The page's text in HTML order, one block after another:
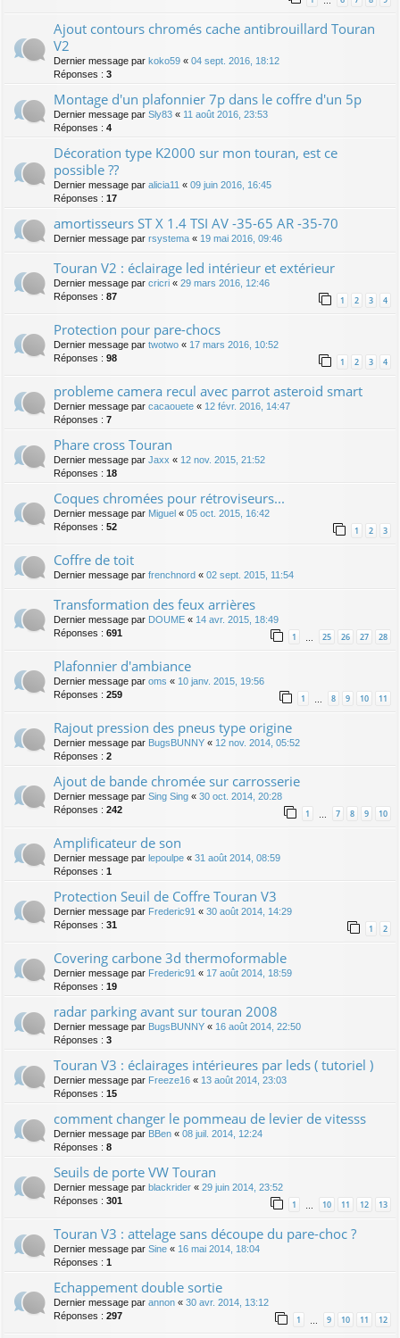
Ajout contours chromés cache antibrouillard Touran
V2
Dernier message par koko59 « 04 sept. 2016, 18:12
Réponses : 3
Montage d'un plafonnier 7p dans le coffre d'un 5p
Dernier message par Sly83 « 11 août 2016, 23:53
Réponses : 4
Décoration type K2000 sur mon touran, est ce
possible ??
Dernier message par alicia11 « 09 juin 2016, 16:45
Réponses : 17
amortisseurs ST X 1.4 TSI AV -35-65 AR -35-70
Dernier message par rsystema « 19 mai 2016, 09:46
Touran V2 : éclairage led intérieur et extérieur
Dernier message par cricri « 29 mars 2016, 12:46
Réponses : 87 1 2 3 4
Protection pour pare-chocs
Dernier message par twotwo « 17 mars 2016, 10:52
Réponses : 98 1 2 3 4
probleme camera recul avec parrot asteroid smart
Dernier message par cacaouete « 12 févr. 2016, 14:47
Réponses : 7
Phare cross Touran
Dernier message par Jaxx « 12 nov. 2015, 21:52
Réponses : 18
Coques chromées pour rétroviseurs...
Dernier message par Miguel « 05 oct. 2015, 16:42
Réponses : 52 1 2 3
Coffre de toit
Dernier message par frenchnord « 02 sept. 2015, 11:54
Transformation des feux arrières
Dernier message par DOUME « 14 avr. 2015, 18:49
Réponses : 691 1 25 26 27 28
Plafonnier d'ambiance
Dernier message par oms « 10 janv. 2015, 19:56
Réponses : 259 1 … 8 9 10 11
Rajout pression des pneus type origine
Dernier message par BugsBUNNY « 12 nov. 2014, 05:52
Réponses : 2
Ajout de bande chromée sur carrosserie
Dernier message par Sing Sing « 30 oct. 2014, 20:28
Réponses : 242 1 … 7 8 9 10
Amplificateur de son
Dernier message par lepoulpe « 31 août 2014, 08:59
Réponses : 1
Protection Seuil de Coffre Touran V3
Dernier message par Frederic91 « 30 août 2014, 14:29
Réponses : 31 1 2
Covering carbone 3d thermoformable
Dernier message par Frederic91 « 17 août 2014, 18:59
Réponses : 19
radar parking avant sur touran 2008
Dernier message par BugsBUNNY « 16 août 2014, 22:50
Réponses : 3
Touran V3 : éclairages intérieures par leds ( tutoriel )
Dernier message par Freeze16 « 13 août 2014, 23:03
Réponses : 15
comment changer le pommeau de levier de vitesss
Dernier message par BBen « 08 juil. 2014, 12:24
Réponses : 8
Seuils de porte VW Touran
Dernier message par blackrider « 29 juin 2014, 23:52
Réponses : 301 1 … 10 11 12 13
Touran V3 : attelage sans découpe du pare-choc ?
Dernier message par Sine « 16 mai 2014, 18:04
Réponses : 1
Echappement double sortie
Dernier message par annon « 30 avr. 2014, 13:12
Réponses : 297 1 … 9 10 11 12